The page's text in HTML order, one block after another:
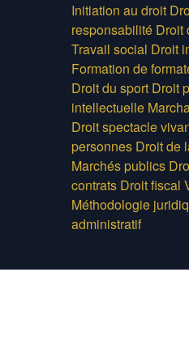
Initiation au droit
responsabilité Droit
Travail social Droit
Formation de
Droit du sport Droit
intellectuelle
Droit spectacle
personnes Droit de
Marchés publics
contrats Droit fiscal
Méthodologie
administratif